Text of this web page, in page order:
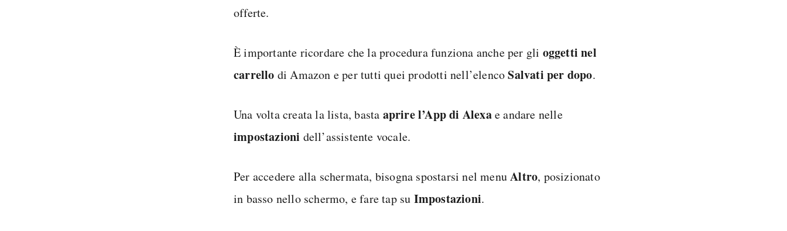
offerte.
È importante ricordare che la procedura funziona anche per gli oggetti nel
carrello di Amazon e per tutti quei prodotti nell’elencoSalvati per dopo.
Una volta creata la lista, basta aprire l’App di Alexae andare nelle
impostazioni dell’assistente vocale.
Per accedere alla schermata, bisogna spostarsi nel menuAltro, posizionato
in basso nello schermo, e fare tap su Impostazioni.